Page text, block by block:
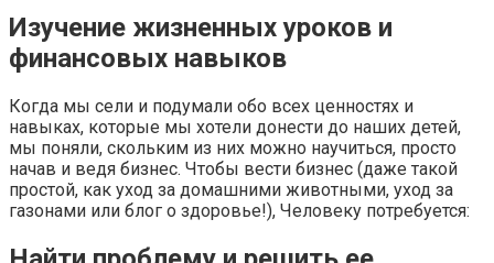
Изучение жизненных уроков и
финансовых навыков
Когда мы сели и подумали обо всех ценностях и
навыках, которые мы хотели донести до наших детей,
мы поняли, скольким из них можно научиться, просто
начав и ведя бизнес. Чтобы вести бизнес (даже такой
простой, как уход за домашними животными, уход за
газонами или блог о здоровье!), Человеку потребуется: